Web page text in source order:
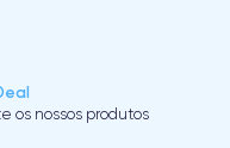
os nossos produtos